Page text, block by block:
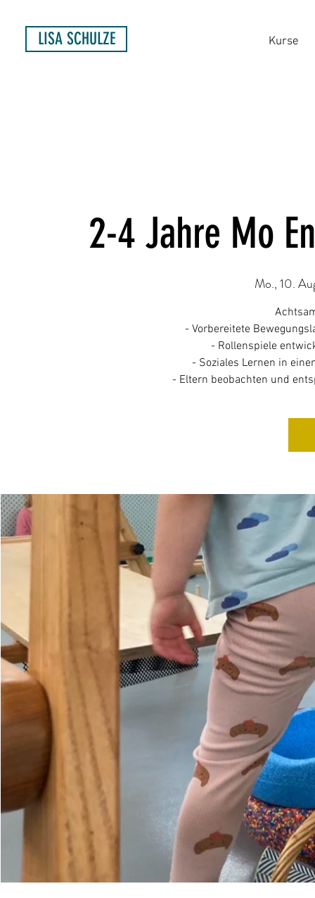
Kurse
LISA SCHULZE
2-4 Jahre Mo
Mo., 10.
- Vorbereitete
- Rollenspiele
- Soziales Lernen in